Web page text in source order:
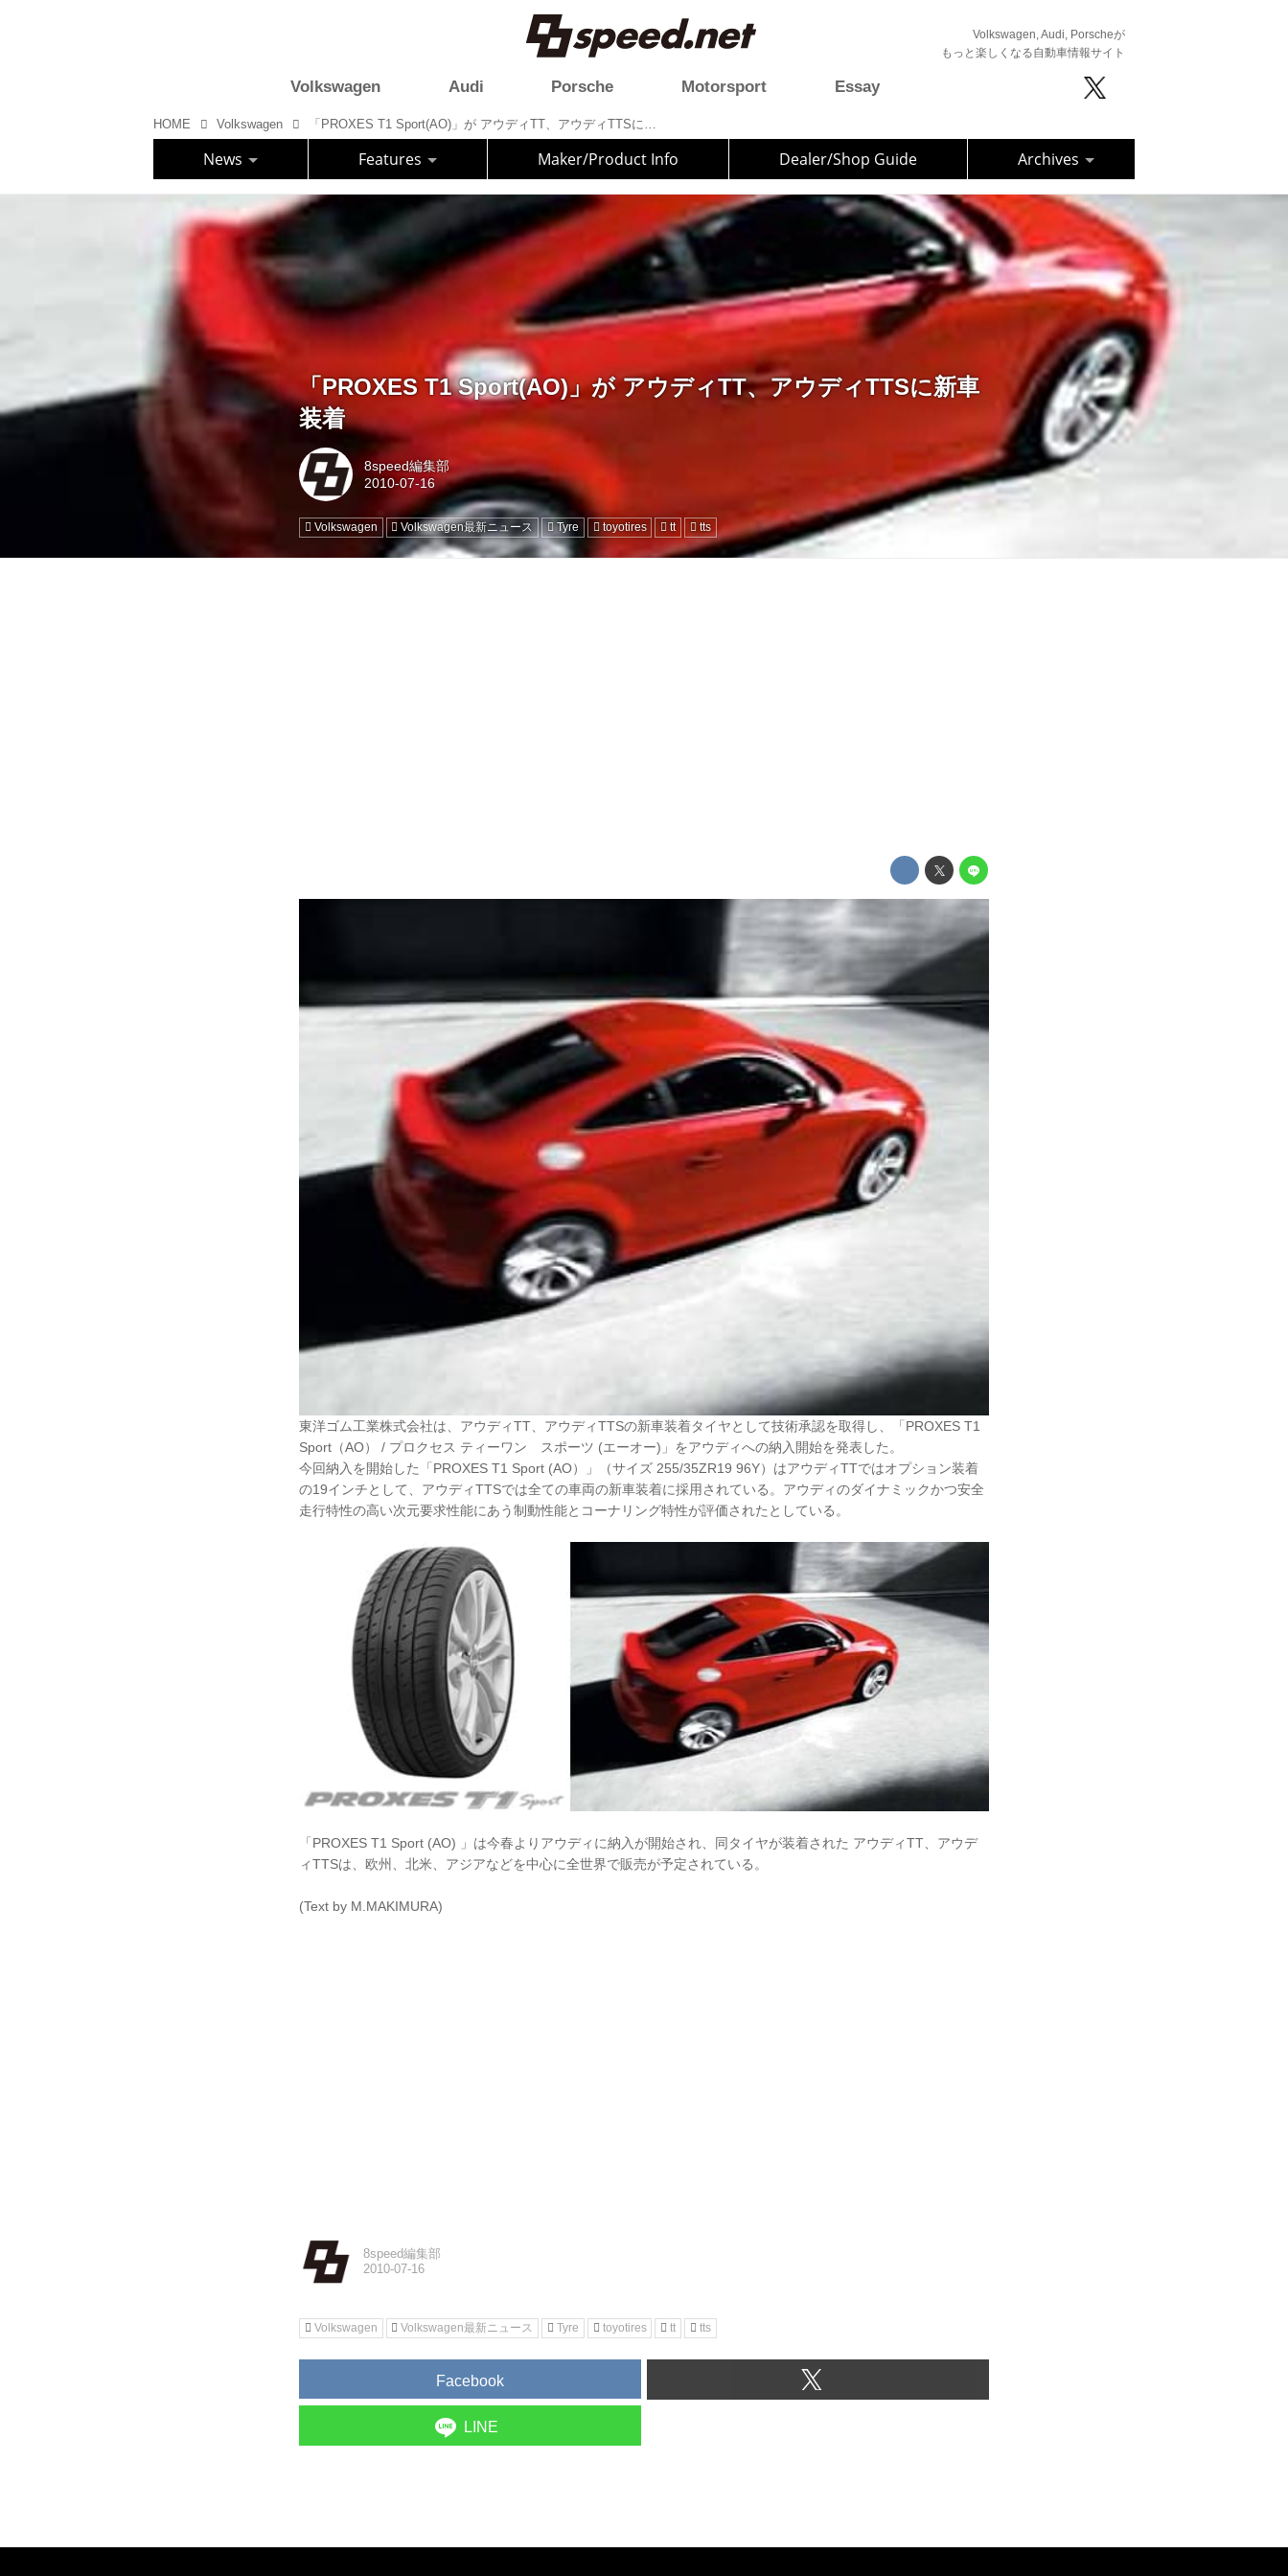
Volkswagen, Audi, Porscheが
もっと楽しくなる自動車情報サイト
Volkswagen Audi Porsche Motorsport Essay
HOME Volkswagen 「PROXES T1 Sport(AO)」が アウディTT、アウディTTSに新車装着
News Features Maker/Product Info Dealer/Shop Guide Archives
「PROXES T1 Sport(AO)」が アウディTT、アウディTTSに新車
装着
8speed編集部
Volkswagen Volkswagen最新ニュース Tyre toyotires tt tts
東洋ゴム工業株式会社は、アウディTT、アウディTTSの新車装着タイヤとして技術承認を取得し、「PROXES T1
Sport（AO） / プロクセス ティーワン スポーツ (エーオー)」をアウディへの納入開始を発表した。
今回納入を開始した「PROXES T1 Sport (AO）」（サイズ 255/35ZR19 96Y）はアウディTTではオプション装着
の19インチとして、アウディTTSでは全ての車両の新車装着に採用されている。アウディのダイナミックかつ安全
走行特性の高い次元要求性能にあう制動性能とコーナリング特性が評価されたとしている。
「PROXES T1 Sport (AO) 」は今春よりアウディに納入が開始され、同タイヤが装着された アウディTT、アウデ
ィTTSは、欧州、北米、アジアなどを中心に全世界で販売が予定されている。
(Text by M.MAKIMURA)
8speed編集部
Volkswagen Volkswagen最新ニュース Tyre toyotires tt tts
Facebook
LINE